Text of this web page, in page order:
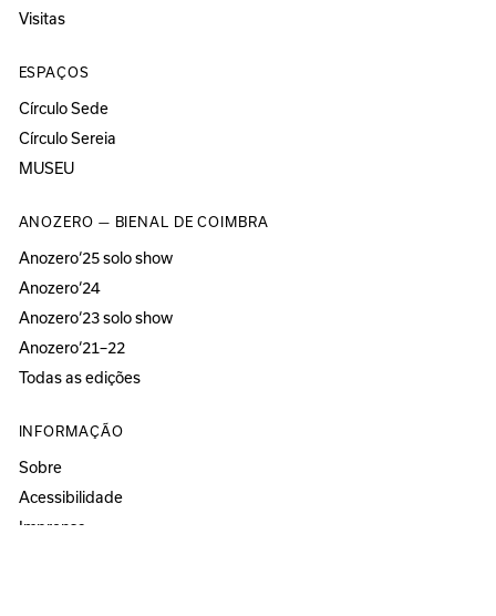
Visitas
ESPAÇOS
Círculo Sede
Círculo Sereia
MUSEU
ANOZERO — BIENAL DE COIMBRA
Anozero‘25 solo show
Anozero‘24
Anozero‘23 solo show
Anozero‘21–22
Todas as edições
INFORMAÇÃO
Sobre
Acessibilidade
Imprensa